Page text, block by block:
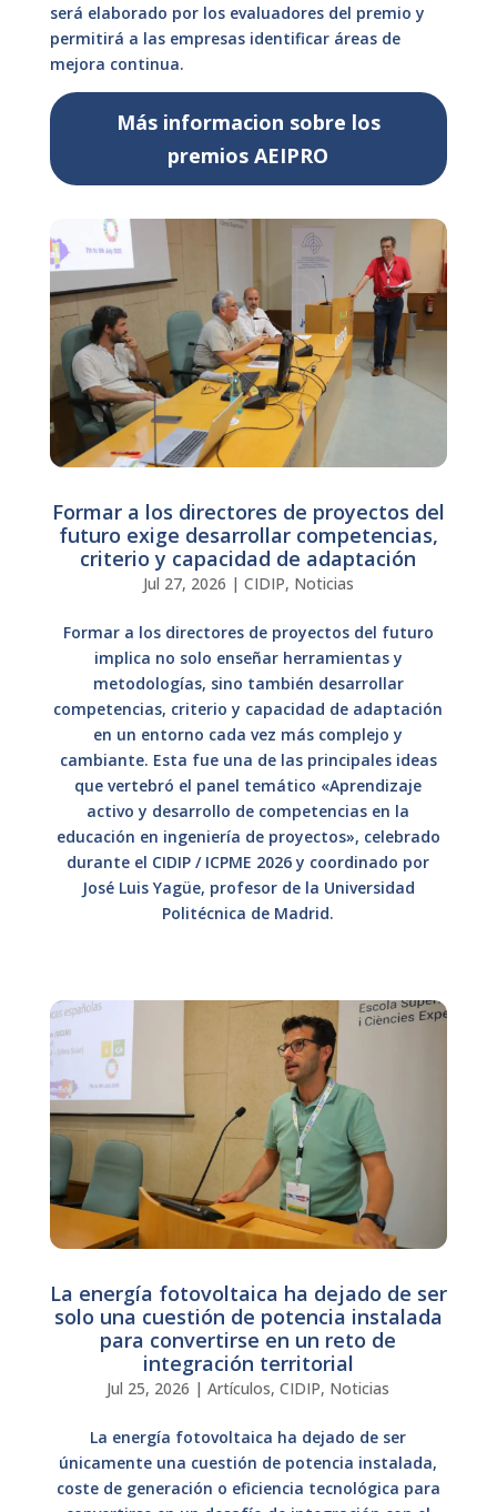
será elaborado por los evaluadores del premio y
permitirá a las empresas identificar áreas de
mejora continua.
Más informacion sobre los
premios AEIPRO
Formar a los directores de proyectos del
futuro exige desarrollar competencias,
criterio y capacidad de adaptación
Jul 27, 2026 | CIDIP, Noticias
Formar a los directores de proyectos del futuro
implica no solo enseñar herramientas y
metodologías, sino también desarrollar
competencias, criterio y capacidad de adaptación
en un entorno cada vez más complejo y
cambiante. Esta fue una de las principales ideas
que vertebró el panel temático «Aprendizaje
activo y desarrollo de competencias en la
educación en ingeniería de proyectos», celebrado
durante el CIDIP / ICPME 2026 y coordinado por
José Luis Yagüe, profesor de la Universidad
Politécnica de Madrid.
La energía fotovoltaica ha dejado de ser
solo una cuestión de potencia instalada
para convertirse en un reto de
integración territorial
Jul 25, 2026 |Artículos,CIDIP, Noticias
La energía fotovoltaica ha dejado de ser
únicamente una cuestión de potencia instalada,
coste de generación o eficiencia tecnológica para